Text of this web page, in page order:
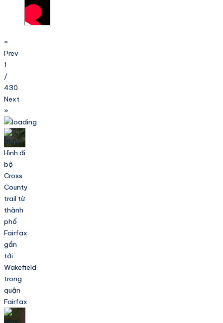
«
Prev
1
/
430
Next
»
Hình đi
bộ
Cross
County
trail từ
thành
phố
Fairfax
gần
tới
Wakefield
trong
quận
Fairfax